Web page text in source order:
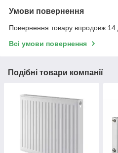
Умови повернення
Повернення товару впродовж 14
Всі умови повернення
Подібні товари компанії